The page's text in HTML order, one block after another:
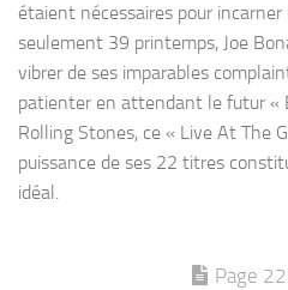
étaient nécessaires pour
seulement 39 printemps, Joe
vibrer de ses imparables
patienter en attendant le futur «
Rolling Stones, ce « Live At The
puissance de ses 22 titres
idéal.
Page